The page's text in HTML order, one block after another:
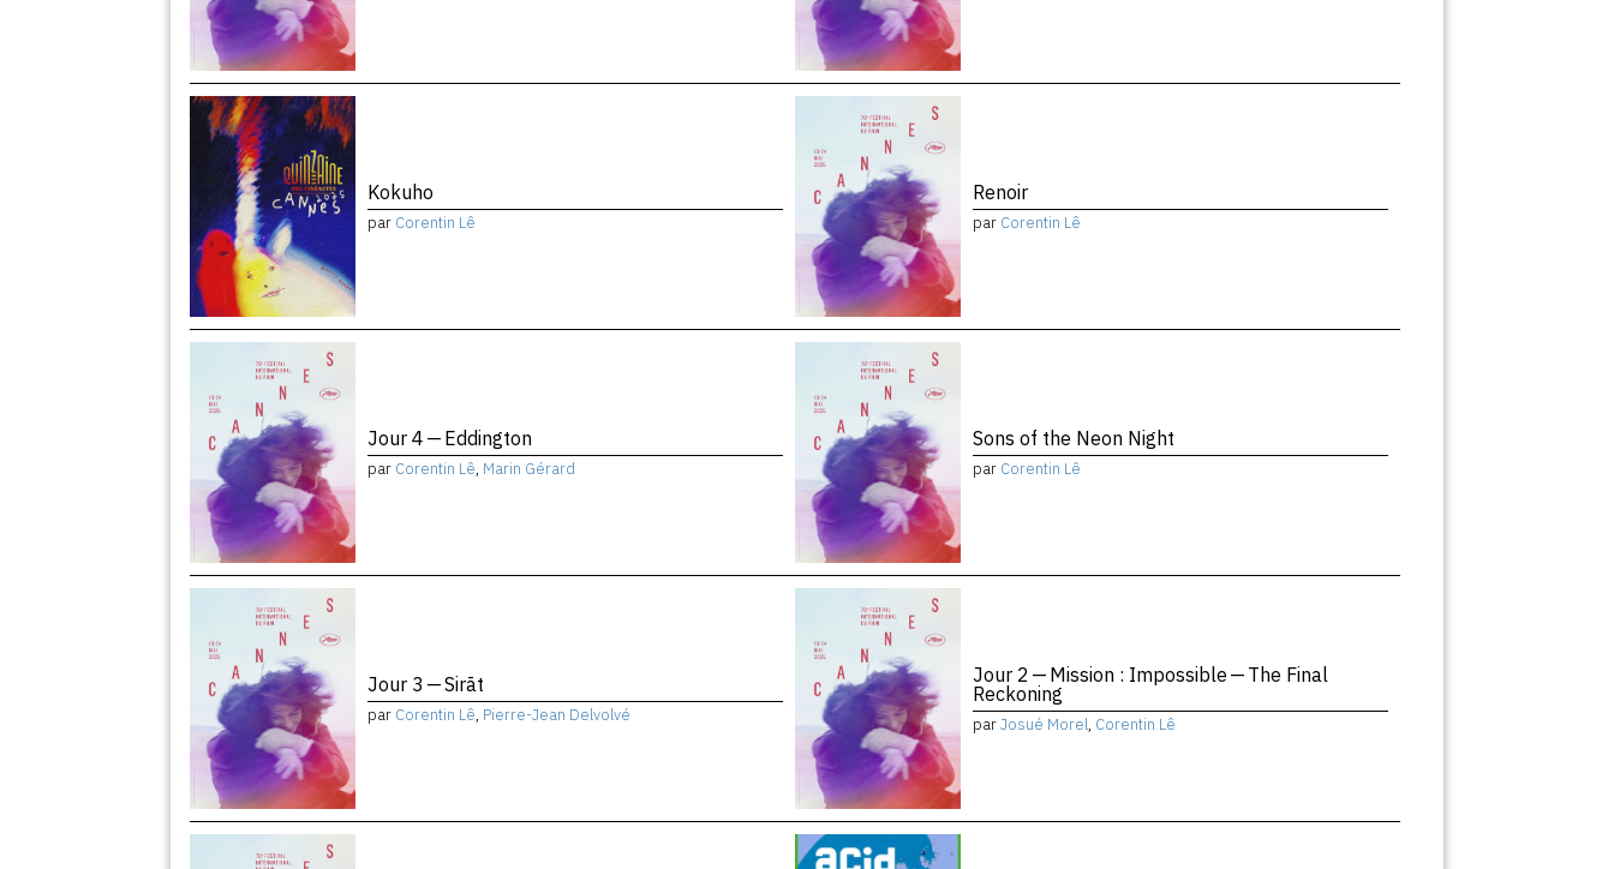
Kokuho
par Corentin Lê
Renoir
par Corentin Lê
Jour 4 — Eddington
par Corentin Lê, Marin Gérard
Sons of the Neon Night
par Corentin Lê
Jour 3 — Sirāt
par Corentin Lê, Pierre-Jean Delvolvé
Jour 2 — Mission : Impossible — The Final
Reckoning
parJosué Morel, Corentin Lê